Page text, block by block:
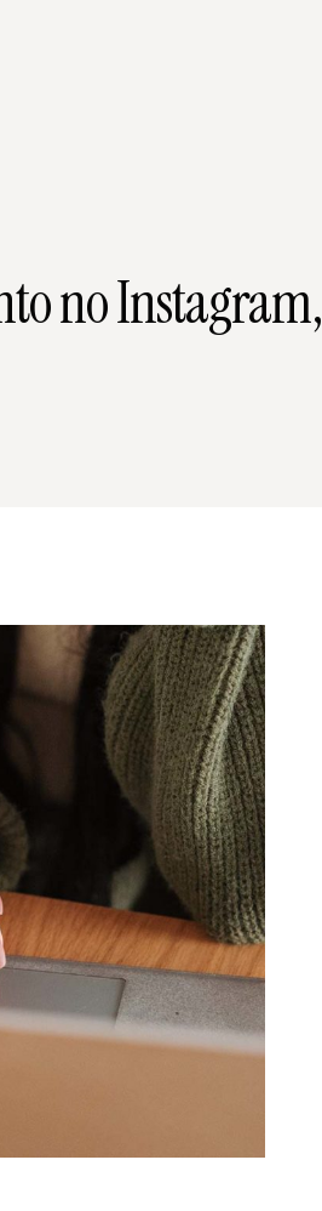
no Instagram,